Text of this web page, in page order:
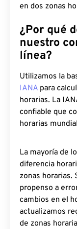
en dos zonas
¿Por qué
nuestro
línea?
Utilizamos la
IANA para
horarias. La
confiable que
horarias
La mayoría de
diferencia
zonas horarias.
propenso a
cambios en el
actualizamos
de zonas